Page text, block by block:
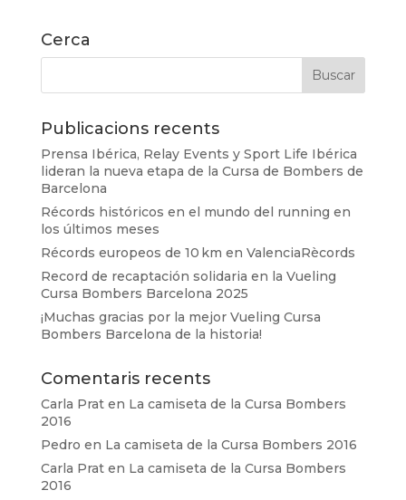
Cerca
Publicacions recents
Prensa Ibérica, Relay Events y Sport Life Ibérica
lideran la nueva etapa de la Cursa de Bombers de
Barcelona
Récords históricos en el mundo del running en
los últimos meses
Récords europeos de 10 km en ValenciaRècords
Record de recaptación solidaria en la Vueling
Cursa Bombers Barcelona 2025
¡Muchas gracias por la mejor Vueling Cursa
Bombers Barcelona de la historia!
Comentaris recents
Carla Praten La camiseta de la Cursa Bombers
2016
Pedro en La camiseta de la Cursa Bombers 2016
Carla Praten La camiseta de la Cursa Bombers
2016